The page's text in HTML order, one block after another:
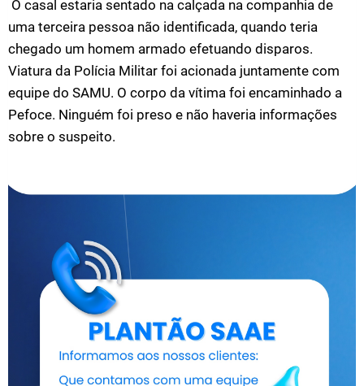
O casal estaria sentado na calçada na companhia de
uma terceira pessoa não identificada, quando teria
chegado um homem armado efetuando disparos.
Viatura da Polícia Militar foi acionada juntamente com
equipe do SAMU. O corpo da vítima foi encaminhado a
Pefoce. Ninguém foi preso e não haveria informações
sobre o suspeito.